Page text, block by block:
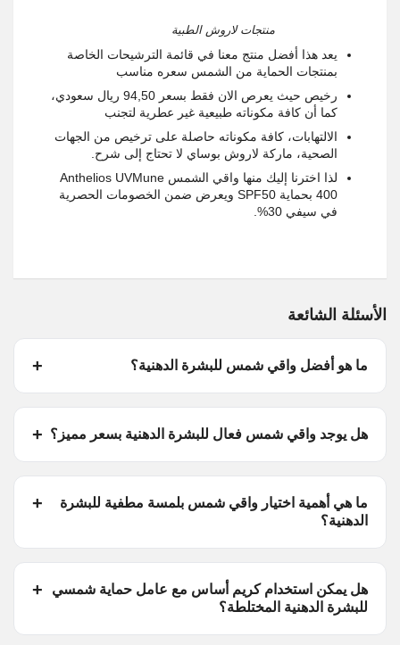
منتجات لاروش الطبية
يعد هذا أفضل منتج معنا في قائمة الترشيحات الخاصة
بمنتجات الحماية من الشمس سعره مناسب
رخيص حيث يعرص الان فقط بسعر 94,50 ريال سعودي،
كما أن كافة مكوناته طبيعية غير عطرية لتجنب
الالتهابات، كافة مكوناته حاصلة على ترخيص من الجهات
الصحية، ماركة لاروش بوساي لا تحتاج إلى شرح.
لذا اخترنا إليك منها واقي الشمس Anthelios UVMune
400 بحماية SPF50 ويعرض ضمن الخصومات الحصرية
في سيفي 30%.
الأسئلة الشائعة
ما هو أفضل واقي شمس للبشرة الدهنية؟
هل يوجد واقي شمس فعال للبشرة الدهنية بسعر مميز؟
ما هي أهمية اختيار واقي شمس بلمسة مطفية للبشرة
الدهنية؟
هل يمكن استخدام كريم أساس مع عامل حماية شمسي
للبشرة الدهنية المختلطة؟